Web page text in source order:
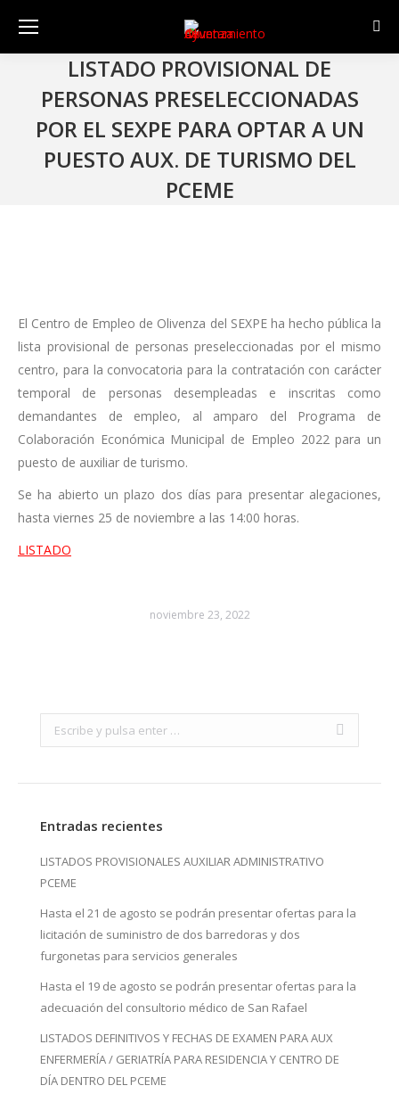
LISTADO PROVISIONAL DE
PERSONAS PRESELECCIONADAS
POR EL SEXPE PARA OPTAR A UN
PUESTO AUX. DE TURISMO DEL
PCEME
El Centro de Empleo de Olivenza del SEXPE ha hecho pública la
lista provisional de personas preseleccionadas por el mismo
centro, para la convocatoria para la contratación con carácter
temporal de personas desempleadas e inscritas como
demandantes de empleo, al amparo del Programa de
Colaboración Económica Municipal de Empleo 2022 para un
puesto de auxiliar de turismo.
Se ha abierto un plazo dos días para presentar alegaciones,
hasta viernes 25 de noviembre a las 14:00 horas.
LISTADO
noviembre 23, 2022
Search:
Entradas recientes
LISTADOS PROVISIONALES AUXILIAR ADMINISTRATIVO
PCEME
Hasta el 21 de agosto se podrán presentar ofertas para la
licitación de suministro de dos barredoras y dos
furgonetas para servicios generales
Hasta el 19 de agosto se podrán presentar ofertas para la
adecuación del consultorio médico de San Rafael
LISTADOS DEFINITIVOS Y FECHAS DE EXAMEN PARA AUX
ENFERMERÍA / GERIATRÍA PARA RESIDENCIA Y CENTRO DE
DÍA DENTRO DEL PCEME